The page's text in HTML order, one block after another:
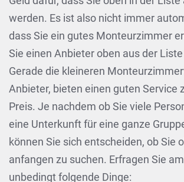
werden. Es ist also nicht immer
dass Sie ein gutes Monteurzimmer
Sie einen Anbieter oben aus der
Gerade die kleineren
Anbieter, bieten einen guten Service
Preis. Je nachdem ob Sie viele
eine Unterkunft für eine ganze
können Sie sich entscheiden, ob Sie
anfangen zu suchen. Erfragen Sie
unbedingt folgende Dinge: